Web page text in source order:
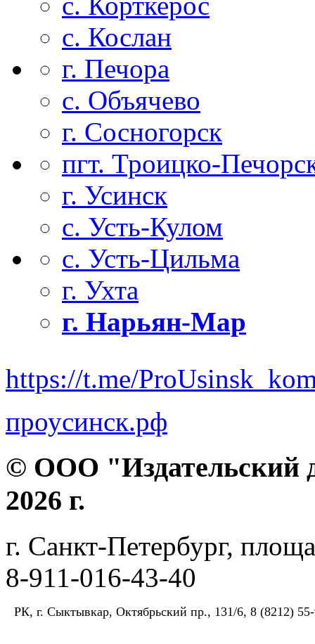
с. Кослан
г. Печора
с. Объячево
г. Сосногорск
пгт. Троицко-
г. Усинск
с. Усть-Кулом
с. Усть-Цильма
г. Ухта
г. Нарьян-Мар
https://t.me/
проусинск.рф
© ООО "Издательский
2026 г.
г. Санкт-Петербург,
8-911-016-43-40
РК, г. Сыктывкар, Октябрьский пр., 131/6, 8 (8212)